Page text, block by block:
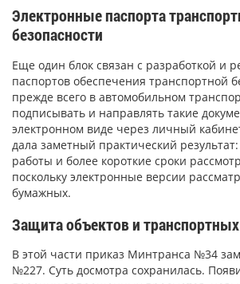
Электронные паспорта
безопасности
Еще один блок связан с разработкой и
паспортов обеспечения транспортной
прежде всего в автомобильном
подписывать и направлять такие
электронном виде через личный
дала заметный практический
работы и более короткие сроки
поскольку электронные версии
бумажных.
Защита объектов и
В этой части приказ Минтранса №34
№227. Суть досмотра сохранилась.